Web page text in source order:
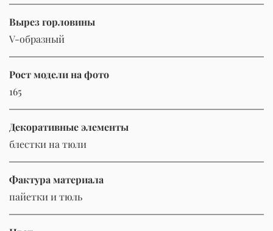
Вырез горловины
V-образный
Рост модели на фото
165
Декоративные элементы
блестки на тюли
Фактура материала
пайетки и тюль